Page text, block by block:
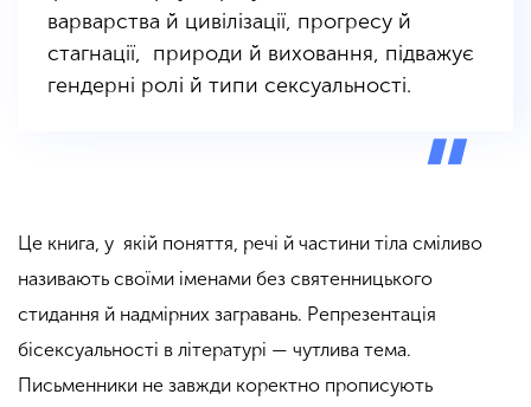
варварства й цивілізації, прогресу й
стагнації, природи й виховання, підважує
гендерні ролі й типи сексуальності.
Це книга, у якій поняття, речі й частини тіла сміливо
називають своїми іменами без святенницького
стидання й надмірних загравань. Репрезентація
бісексуальності в літературі — чутлива тема.
Письменники не завжди коректно прописують